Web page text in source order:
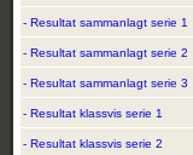
- Resultat sammanlagt serie 1
- Resultat sammanlagt serie 2
- Resultat sammanlagt serie 3
- Resultat klassvis serie 1
- Resultat klassvis serie 2